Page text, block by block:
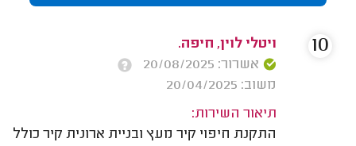
ויטלי לוין, חיפה.
אשרור: 20/08/2025
משוב: 20/04/2025
תיאור השירות:
התקנת חיפוי קיר מעץ ובניית ארונית קיר כולל
10